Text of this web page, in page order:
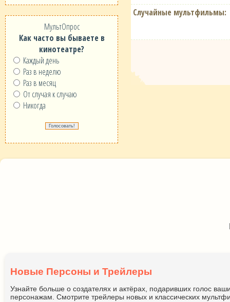
МультОпрос
Как часто вы бываете в
кинотеатре?
Каждый день
Раз в неделю
Раз в месяц
От случая к случаю
Никогда
Случайные мультфильмы:
Новые Персоны и Трейлеры
Узнайте больше о создателях и актёрах, подаривших голос
персонажам. Смотрите трейлеры новых и классических